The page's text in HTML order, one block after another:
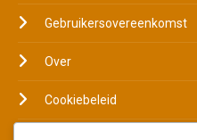
Gebruikersovereenkomst
Over
Cookiebeleid